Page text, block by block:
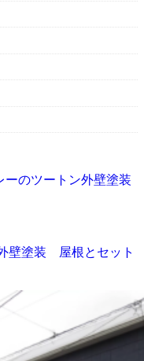
ーのツートン外壁塗装
壁塗装 屋根とセット